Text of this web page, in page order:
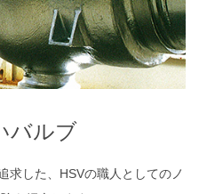
バルブ
求した、HSVの職人としてのノ